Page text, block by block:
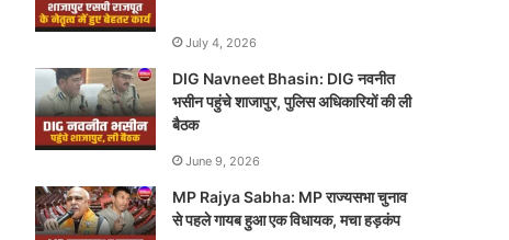
July 4, 2026
DIG Navneet Bhasin: DIG नवनीत
भसीन पहुंचे शाजापुर, पुलिस अधिकारियों की ली
बैठक
June 9, 2026
MP Rajya Sabha: MP राज्यसभा चुनाव
से पहले गायब हुआ एक विधायक, मचा हड़कंप